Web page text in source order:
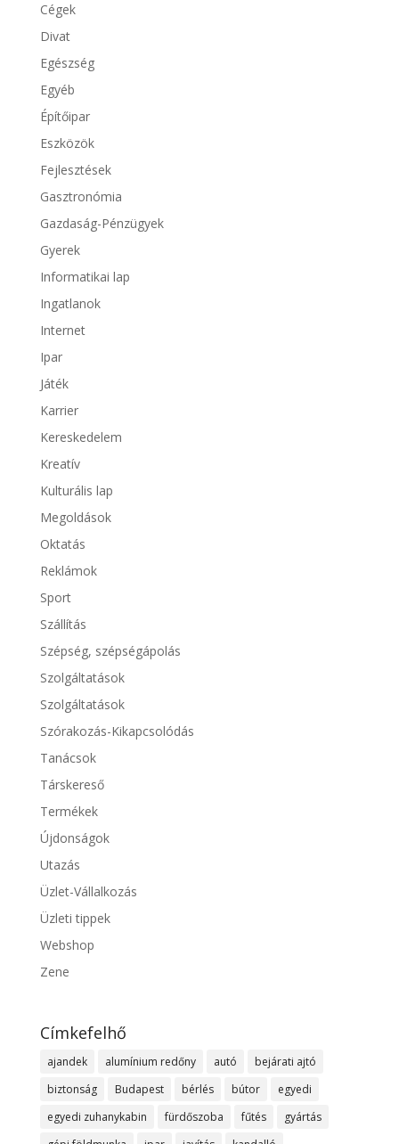
Cégek
Divat
Egészség
Egyéb
Építőipar
Eszközök
Fejlesztések
Gasztronómia
Gazdaság-Pénzügyek
Gyerek
Informatikai lap
Ingatlanok
Internet
Ipar
Játék
Karrier
Kereskedelem
Kreatív
Kulturális lap
Megoldások
Oktatás
Reklámok
Sport
Szállítás
Szépség, szépségápolás
Szolgáltatások
Szolgáltatások
Szórakozás-Kikapcsolódás
Tanácsok
Társkereső
Termékek
Újdonságok
Utazás
Üzlet-Vállalkozás
Üzleti tippek
Webshop
Zene
Címkefelhő
ajandek alumínium redőny autó
bejárati ajtó
biztonság
Budapest bérlés bútor
egyedi
egyedi zuhanykabin
fürdőszoba fűtés
gyártás